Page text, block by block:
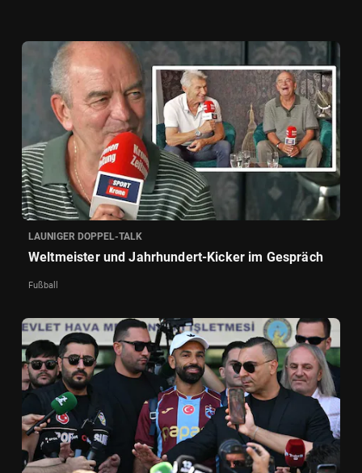
LAUNIGER DOPPEL-TALK
Weltmeister und Jahrhundert-Kicker im Gespräch
Fußball